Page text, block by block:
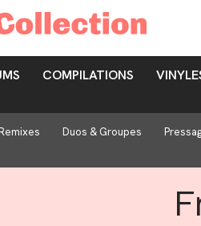
COMPILATIONS
Duos & Groupes